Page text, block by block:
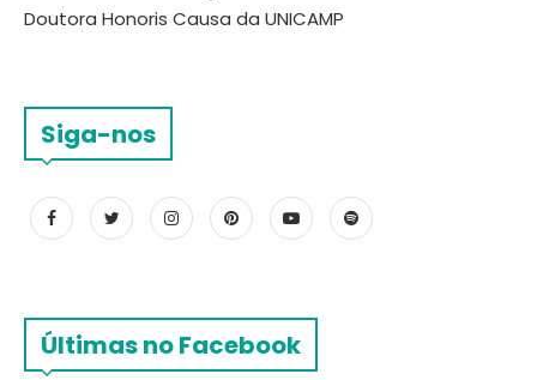
Doutora Honoris Causa da UNICAMP
Siga-nos
Últimas no Facebook